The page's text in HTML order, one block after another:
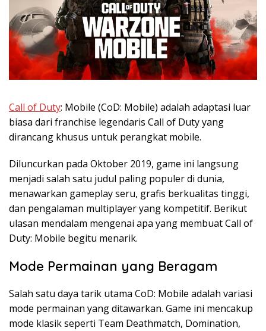
Call of Duty: Mobile (CoD: Mobile) adalah adaptasi luar
biasa dari franchise legendaris Call of Duty yang
dirancang khusus untuk perangkat mobile.
Diluncurkan pada Oktober 2019, game ini langsung
menjadi salah satu judul paling populer di dunia,
menawarkan gameplay seru, grafis berkualitas tinggi,
dan pengalaman multiplayer yang kompetitif. Berikut
ulasan mendalam mengenai apa yang membuat Call of
Duty: Mobile begitu menarik.
Mode Permainan yang Beragam
Salah satu daya tarik utama CoD: Mobile adalah variasi
mode permainan yang ditawarkan. Game ini mencakup
mode klasik seperti Team Deathmatch, Domination,